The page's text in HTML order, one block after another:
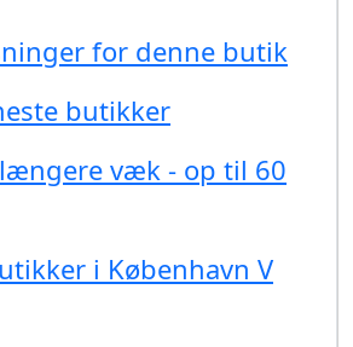
for denne butik
butikker
væk - op til 60
i København V